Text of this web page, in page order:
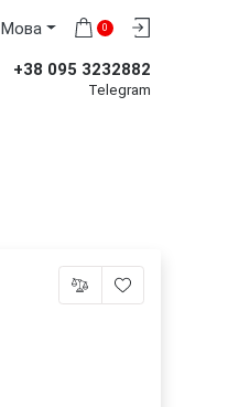
Мова 0
+38 095 3232882
Telegram